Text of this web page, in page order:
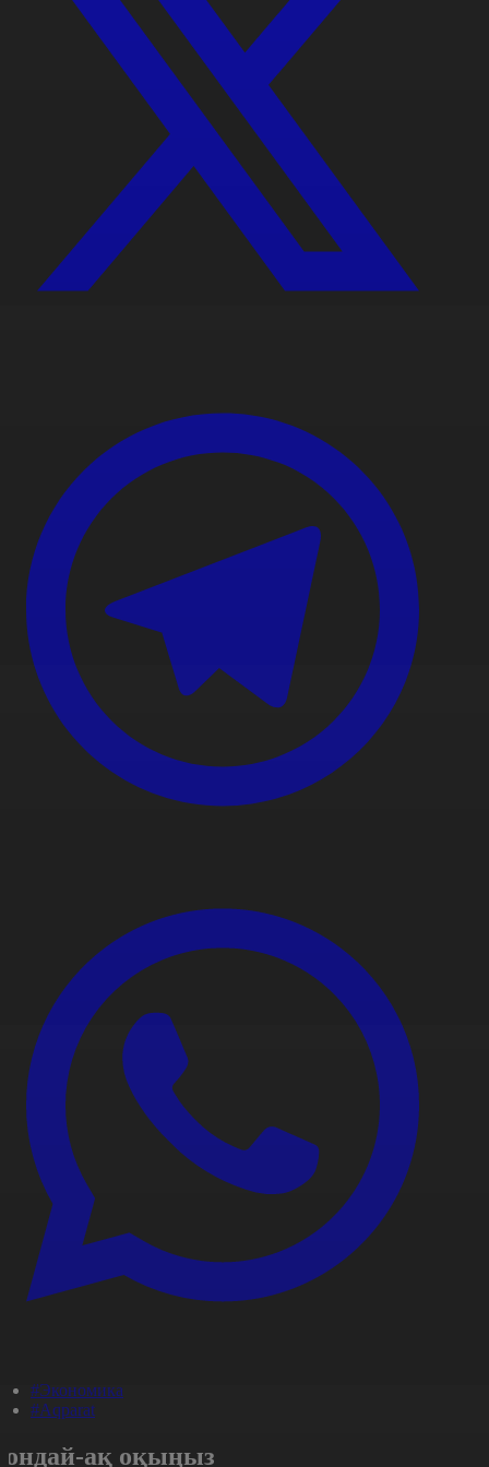
#Экономика
#Aqparat
ақ оқыңыз